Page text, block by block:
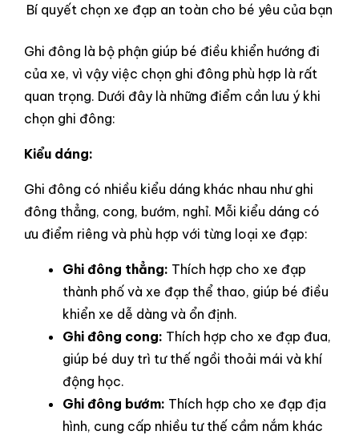
Bí quyết chọn xe đạp an toàn cho bé yêu của bạn
Ghi đông là bộ phận giúp bé điều khiển hướng đi
của xe, vì vậy việc chọn ghi đông phù hợp là rất
quan trọng. Dưới đây là những điểm cần lưu ý khi
chọn ghi đông:
Kiểu dáng:
Ghi đông có nhiều kiểu dáng khác nhau như ghi
đông thẳng, cong, bướm, nghỉ. Mỗi kiểu dáng có
ưu điểm riêng và phù hợp với từng loại xe đạp:
Ghi đông thẳng: Thích hợp cho xe đạp
thành phố và xe đạp thể thao, giúp bé điều
khiển xe dễ dàng và ổn định.
Ghi đông cong: Thích hợp cho xe đạp đua,
giúp bé duy trì tư thế ngồi thoải mái và khí
động học.
Ghi đông bướm: Thích hợp cho xe đạp địa
hình, cung cấp nhiều tư thế cầm nắm khác